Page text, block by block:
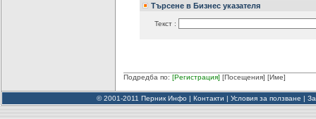
Търсене в Бизнес указателя
Текст :
Подредба по: [Регистрация] [Посещения] [Име]
© 2001-2011 Перник Инфо | Контакти | Условия за ползване |